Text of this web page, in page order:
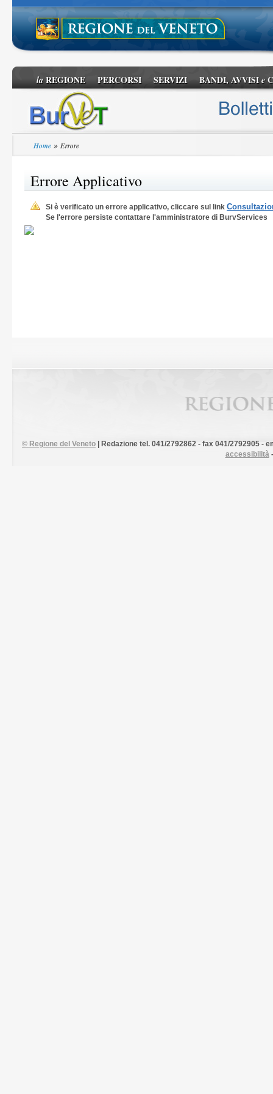
laREGIONE PERCORSI SERVIZI BANDI, AVVISIe
Home » Errore
Errore Applicativo
Si è verificato un errore applicativo, cliccare sul link
Se l'errore persiste contattare l'amministratore di BurvServices
© Regione del Veneto
| Redazione tel. 041/2792862 - fax 041/2792905 -
accessibilità